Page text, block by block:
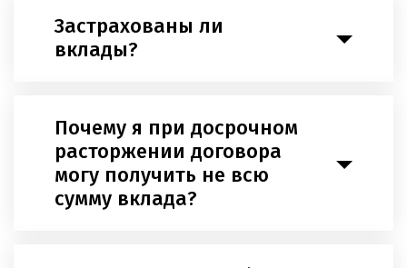
Застрахованы ли
вклады?
Почему я при досрочном
расторжении договора
могу получить не всю
сумму вклада?